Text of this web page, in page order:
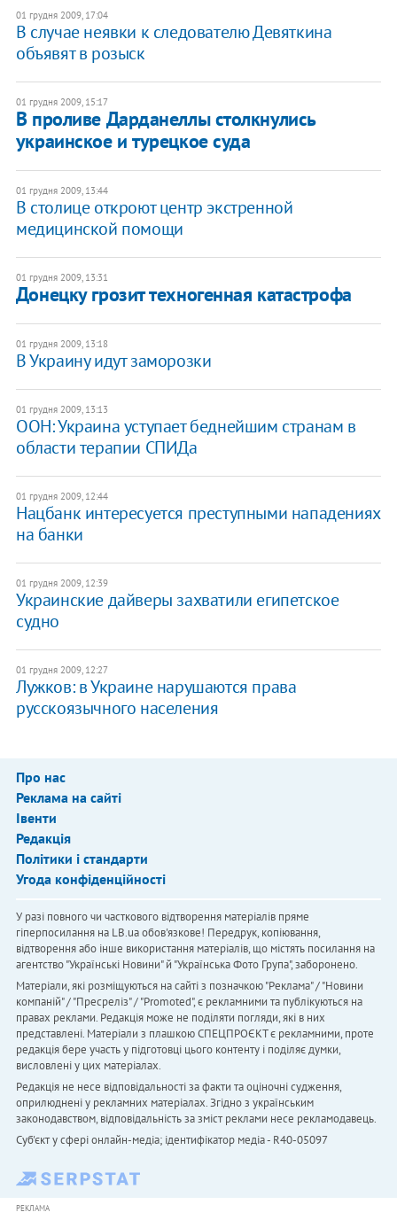
01 грудня 2009, 17:04
В случае неявки к следователю Девяткина
объявят в розыск
01 грудня 2009, 15:17
В проливе Дарданеллы столкнулись
украинское и турецкое суда
01 грудня 2009, 13:44
В столице откроют центр экстренной
медицинской помощи
01 грудня 2009, 13:31
Донецку грозит техногенная катастрофа
01 грудня 2009, 13:18
В Украину идут заморозки
01 грудня 2009, 13:13
ООН: Украина уступает беднейшим странам в
области терапии СПИДа
01 грудня 2009, 12:44
Нацбанк интересуется преступными нападениях
на банки
01 грудня 2009, 12:39
Украинские дайверы захватили египетское
судно
01 грудня 2009, 12:27
Лужков: в Украине нарушаются права
русскоязычного населения
Про нас
Реклама на сайті
Івенти
Редакція
Політики і стандарти
Угода конфіденційності
У разі повного чи часткового відтворення матеріалів пряме
гіперпосилання на LB.ua обов'язкове! Передрук, копіювання,
відтворення або інше використання матеріалів, що містять посилання на
агентство "Українськi Новини" й "Українська Фото Група", заборонено.
Матеріали, які розміщуються на сайті з позначкою "Реклама" / "Новини
компаній" / "Пресреліз" / "Promoted", є рекламними та публікуються на
правах реклами. Редакція може не поділяти погляди, які в них
представлені. Матеріали з плашкою СПЕЦПРОЄКТ є рекламними, проте
редакція бере участь у підготовці цього контенту і поділяє думки,
висловлені у цих матеріалах.
Редакція не несе відповідальності за факти та оціночні судження,
оприлюднені у рекламних матеріалах. Згідно з українським
законодавством, відповідальність за зміст реклами несе рекламодавець.
Cуб'єкт у сфері онлайн-медіа; ідентифікатор медіа - R40-05097
РЕКЛАМА